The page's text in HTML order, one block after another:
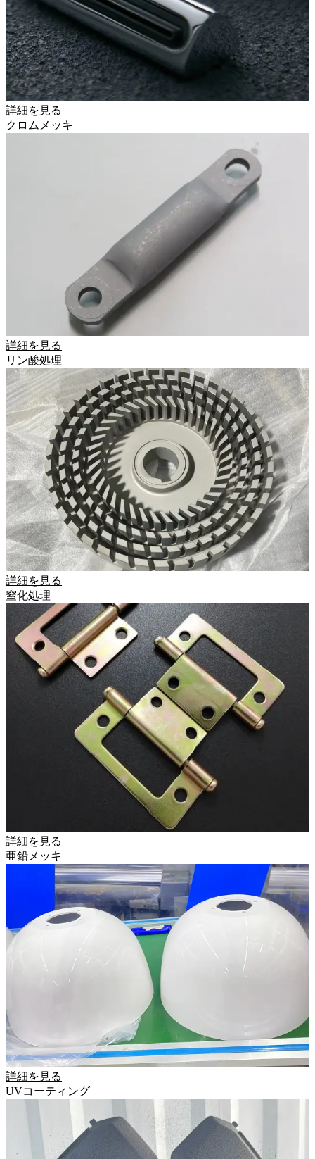
詳細を見る
クロムメッキ
詳細を見る
リン酸処理
詳細を見る
窒化処理
詳細を見る
亜鉛メッキ
詳細を見る
UVコーティング